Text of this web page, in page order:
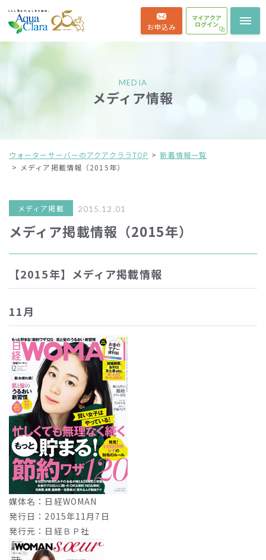
お申込み
マイアクア
ログイン
MEDIA
メディア情報
ウォーターサーバーのアクアクララTOP
新着情報一覧
メディア掲載情報（2015年）
メディア掲載 2015.12.01
メディア掲載情報（2015年）
【2015年】メディア掲載情報
11月
媒体名：日経WOMAN
発行日：2015年11月7日
発行元：日経ＢＰ社